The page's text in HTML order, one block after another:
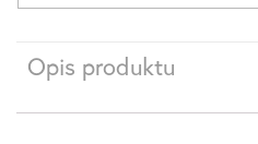
Opis produktu